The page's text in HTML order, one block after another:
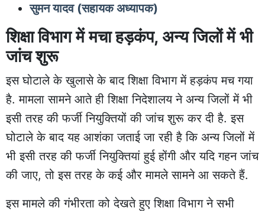
सुमन यादव (सहायक अध्यापक)
शिक्षा विभाग में मचा हड़कंप, अन्य जिलों में भी
जांच शुरू
इस घोटाले के खुलासे के बाद शिक्षा विभाग में हड़कंप मच गया
है. मामला सामने आते ही शिक्षा निदेशालय ने अन्य जिलों में भी
इसी तरह की फर्जी नियुक्तियों की जांच शुरू कर दी है. इस
घोटाले के बाद यह आशंका जताई जा रही है कि अन्य जिलों में
भी इसी तरह की फर्जी नियुक्तियां हुई होंगी और यदि गहन जांच
की जाए, तो इस तरह के कई और मामले सामने आ सकते हैं.
इस मामले की गंभीरता को देखते हुए शिक्षा विभाग ने सभी